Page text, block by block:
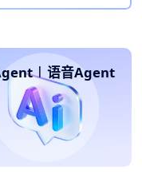
| 语音Agent